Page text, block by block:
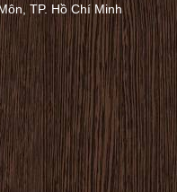
TP. Hồ Chí Minh